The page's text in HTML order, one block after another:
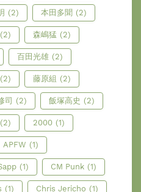
(2) 本田多聞 (2)
(2) 森嶋猛 (2)
百田光雄 (2)
(2) 藤原組 (2)
司 (2) 飯塚高史 (2)
(2) 2000 (1)
APFW (1)
(1) CM Punk (1)
(1) Chris Jericho (1)